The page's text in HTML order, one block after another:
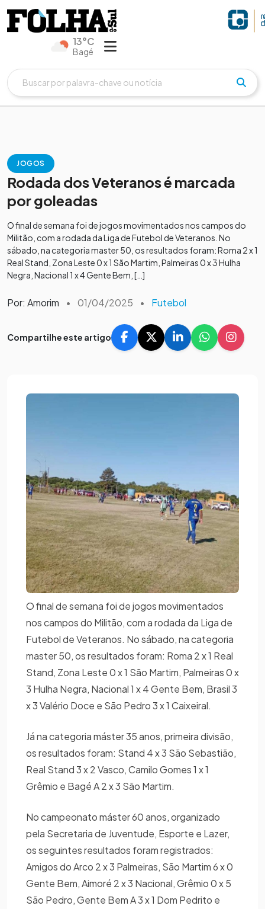
13°C
Bagé
JOGOS
Rodada dos Veteranos é marcada
por goleadas
O final de semana foi de jogos movimentados nos campos do
Militão, com a rodada da Liga de Futebol de Veteranos. No
sábado, na categoria master 50, os resultados foram: Roma 2 x 1
Real Stand, Zona Leste 0 x 1 São Martim, Palmeiras 0 x 3 Hulha
Negra, Nacional 1 x 4 Gente Bem, […]
Por: Amorim • 01/04/2025 • Futebol
Compartilhe este artigo
O final de semana foi de jogos movimentados
nos campos do Militão, com a rodada da Liga de
Futebol de Veteranos. No sábado, na categoria
master 50, os resultados foram: Roma 2 x 1 Real
Stand, Zona Leste 0 x 1 São Martim, Palmeiras 0 x
3 Hulha Negra, Nacional 1 x 4 Gente Bem, Brasil 3
x 3 Valério Doce e São Pedro 3 x 1 Caixeiral.
Já na categoria máster 35 anos, primeira divisão,
os resultados foram: Stand 4 x 3 São Sebastião,
Real Stand 3 x 2 Vasco, Camilo Gomes 1 x 1
Grêmio e Bagé A 2 x 3 São Martim.
No campeonato máster 60 anos, organizado
pela Secretaria de Juventude, Esporte e Lazer,
os seguintes resultados foram registrados:
Amigos do Arco 2 x 3 Palmeiras, São Martim 6 x 0
Gente Bem, Aimoré 2 x 3 Nacional, Grêmio 0 x 5
São Pedro, Gente Bem A 3 x 1 Dom Pedrito e